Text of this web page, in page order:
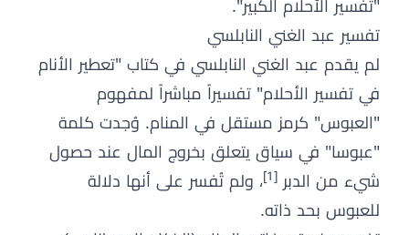
تفسير عبد الغني النابلسي
لم يقدم عبد الغني النابلسي في كتاب "تعطير الأنام
في تفسير الأحلام" تفسيراً مباشراً لمفهوم
"العبوس" كرمز مستقل في المنام. وُجدت كلمة
"عبوسا" في سياق يتعلق بخروج المال عند حصول
شيء من الدبر [1] ، ولم تُفسر على أنها دلالة
للعبوس بحد ذاته.